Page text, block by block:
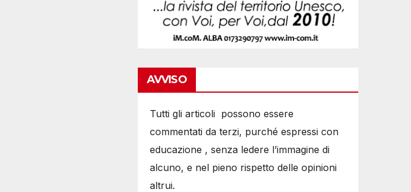
AVVISO
Tutti gli articoli possono essere
commentati da terzi, purché espressi con
educazione , senza ledere l’immagine di
alcuno, e nel pieno rispetto delle opinioni
altrui.